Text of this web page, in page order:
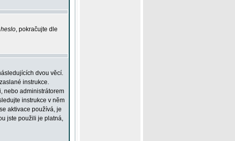
, pokračujte dle
dvou věcí.
instrukce.
nebo administrátorem
instrukce v něm
aktivace používá, je
jste použili je platná,